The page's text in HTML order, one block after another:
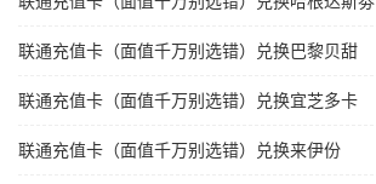
联通充值卡（面值千万别选错）兑换巴黎贝甜
联通充值卡（面值千万别选错）兑换宜芝多卡
联通充值卡（面值千万别选错）兑换来伊份